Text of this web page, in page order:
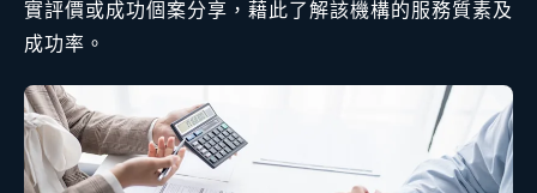
實評價或成功個案分享，藉此了解該機構的服務質素及
成功率。